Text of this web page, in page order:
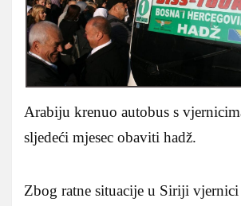
Arabiju krenuo autobus s
sljedeći mjesec obaviti hadž.
Zbog ratne situacije u Siriji vjernici